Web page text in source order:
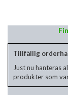
Tillfällig
Just nu hanteras
produkter som